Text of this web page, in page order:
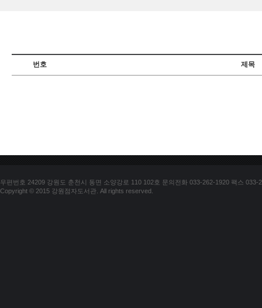
번호 제목
우편번호 24209 강원도 춘천시 동면 소양강로 110 102호 문의전화 033-262-1920 팩스 033-
Copyright © 2015 강원점자도서관. All rights reserved.